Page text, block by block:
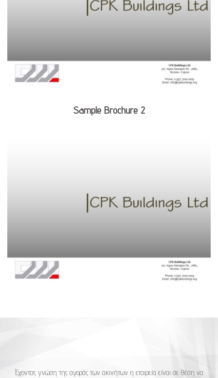
Sample Brochure 2
Έχοντας γνώση της αγοράς των ακινήτων η εταιρεία είναι σε θέση να